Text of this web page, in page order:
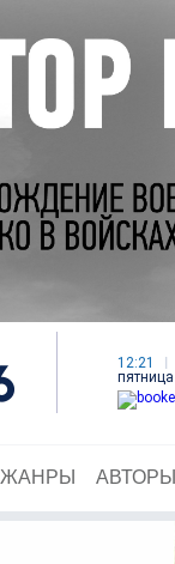
12:21
пятница
ЖАНРЫ АВТОРЫ